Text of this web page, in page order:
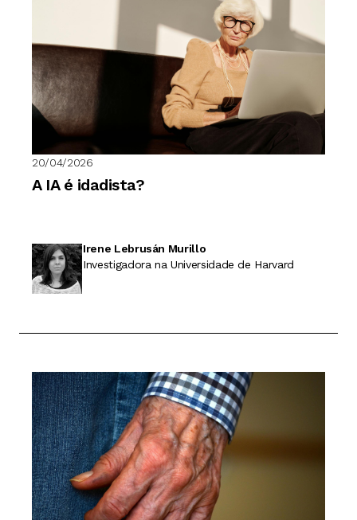
20/04/2026
A IA é idadista?
Irene Lebrusán Murillo
Investigadora na Universidade de Harvard